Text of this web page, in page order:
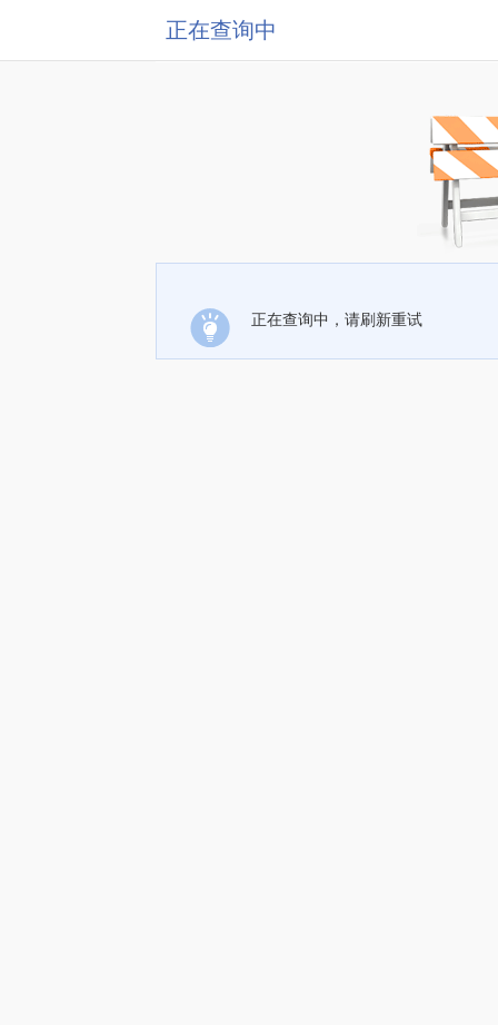
正在查询中
正在查询中，请刷新重试